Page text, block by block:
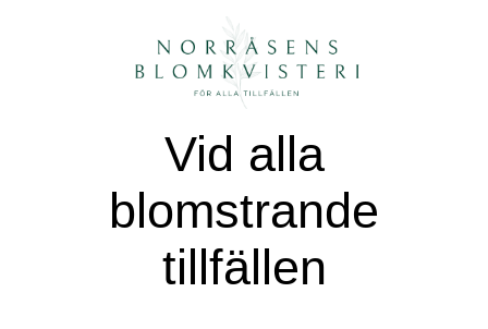
Vid alla
blomstrande
tillfällen